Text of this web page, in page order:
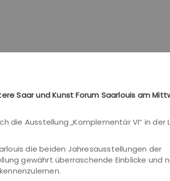
Saar und Kunst Forum Saarlouis am
die Ausstellung „Komplementär VI“ in der
die beiden Jahresausstellungen der
gewährt überraschende Einblicke und